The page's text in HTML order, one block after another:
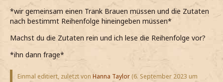
*wir gemeinsam einen Trank Brauen müssen und die Zutaten
nach bestimmt Reihenfolge hineingeben müssen*
Machst du die Zutaten rein und ich lese die Reihenfolge vor?
*ihn dann frage*
Einmal editiert, zuletzt von Hanna Taylor (6. September 2023 um